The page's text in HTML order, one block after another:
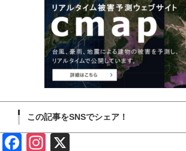
この記事をSNSでシェア！
Face Insta